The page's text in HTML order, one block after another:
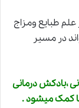
طبایع ومزاج
در مسیر
،بادکش درمانی
کمک میشود .